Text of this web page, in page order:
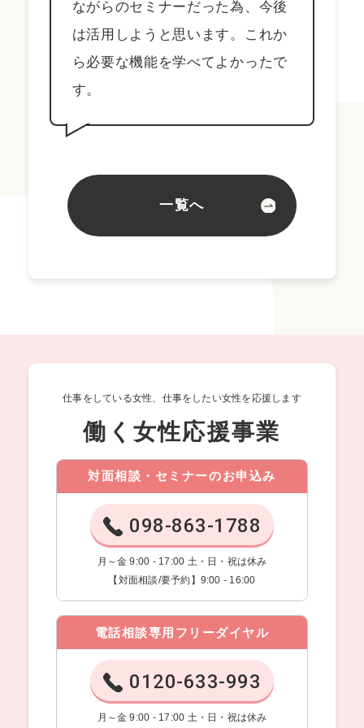
ながらのセミナーだった為、今後
は活用しようと思います。これか
ら必要な機能を学べてよかったで
す。
一覧へ
仕事をしている女性、仕事をしたい女性を応援します
働く女性応援事業
対面相談・セミナーのお申込み
098-863-1788
月～金 9:00 - 17:00 土・日・祝は休み
【対面相談/要予約】9:00 - 16:00
電話相談専用フリーダイヤル
0120-633-993
月～金 9:00 - 17:00 土・日・祝は休み